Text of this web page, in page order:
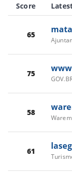
Score
65
75
58
61